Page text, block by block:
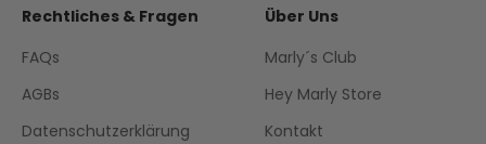
Rechtliches & Fragen
FAQs
AGBs
Datenschutzerklärung
Über Uns
Marly´s Club
Hey Marly Store
Kontakt